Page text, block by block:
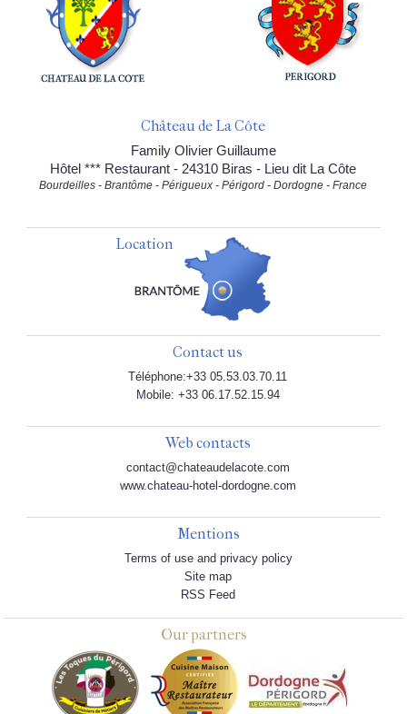
Château de La Côte
Family Olivier Guillaume
Hôtel *** Restaurant - 24310 Biras - Lieu dit La Côte
Bourdeilles - Brantôme - Périgueux - Périgord - Dordogne - France
Location
Contact us
Téléphone:+33 05.53.03.70.11
Mobile: +33 06.17.52.15.94
Web contacts
contact@chateaudelacote.com
www.chateau-hotel-dordogne.com
Mentions
Terms of use and privacy policy
Site map
RSS Feed
Our partners